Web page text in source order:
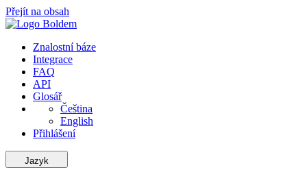
Přejít na obsah
Znalostní báze
Integrace
FAQ
API
Glosář
Čeština
English
Přihlášení
Jazyk